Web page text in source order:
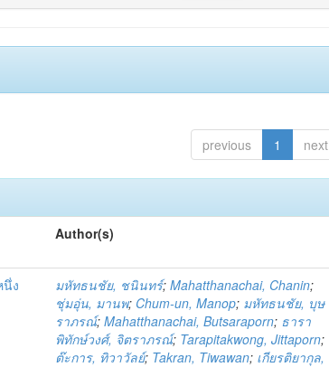
previous 1 next
Author(s)
ง
มหัทธนชัย, ชนินทร์;Mahatthanachai, Chanin;
ชุ่มอุ่น, มานพ; Chum-un, Manop; มหัทธนชัย, บุษ
ราภรณ์;Mahatthanachai, Butsaraporn; ธารา
พิทักษ์วงศ์, จิตราภรณ์; Tarapitakwong, Jittaporn;
ต๊ะการ, ทิวาวัลย์; Takran, Tiwawan; เกียรติยากุล,